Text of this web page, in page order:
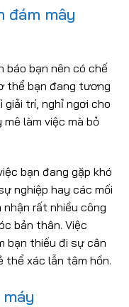
đám mây
báo bạn nên có chế
thể bạn đang tương
giải trí, nghỉ ngơi cho
làm việc mà bỏ
bạn đang gặp khó
nghiệp hay các mối
rất nhiều công
bản thân. Việc
bạn thiếu đi sự cân
thể xác lẫn tâm hồn.